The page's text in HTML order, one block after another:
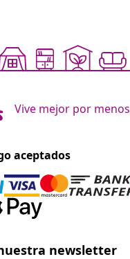
Vive mejor por menos
aceptados
newsletter